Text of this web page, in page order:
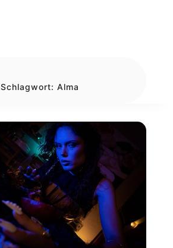
Schlagwort: Alma